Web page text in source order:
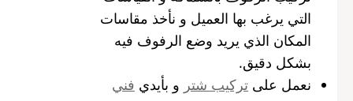
التي يرغب بها العميل و نأخذ مقاسات
المكان الذي يريد وضع الرفوف فيه
بشكل دقيق.
نعمل على تركيب شتر و بأيدي فني